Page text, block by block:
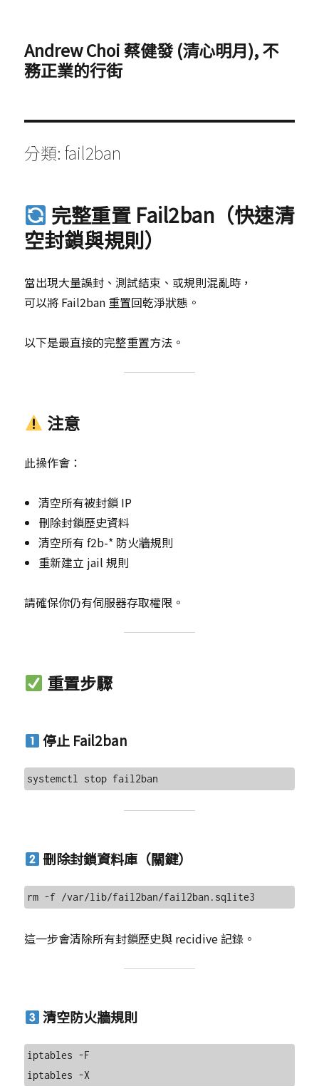
Andrew Choi 蔡健發 (清心明月), 不
務正業的行街
分類:fail2ban
完整重置 Fail2ban（快速清
空封鎖與規則）
當出現大量誤封、測試結束、或規則混亂時，
可以將 Fail2ban 重置回乾淨狀態。
以下是最直接的完整重置方法。
注意
此操作會：
清空所有被封鎖 IP
刪除封鎖歷史資料
清空所有 f2b-* 防火牆規則
重新建立 jail 規則
請確保你仍有伺服器存取權限。
重置步驟
停止 Fail2ban
刪除封鎖資料庫（關鍵）
這一步會清除所有封鎖歷史與 recidive 記錄。
清空防火牆規則
iptables -F